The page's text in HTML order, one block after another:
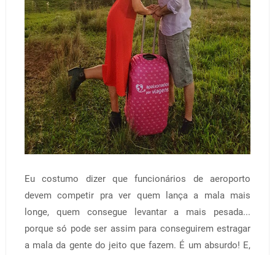
Eu costumo dizer que funcionários de aeroporto
devem competir pra ver quem lança a mala mais
longe, quem consegue levantar a mais pesada...
porque só pode ser assim para conseguirem estragar
a mala da gente do jeito que fazem. É um absurdo! E,